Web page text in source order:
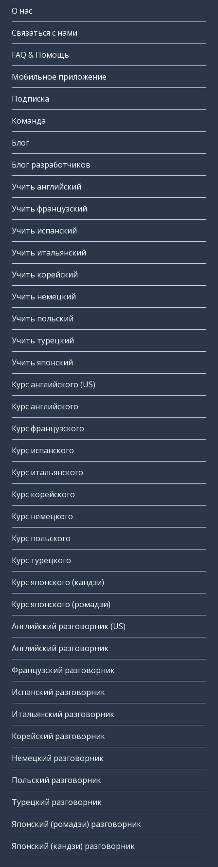
О нас
Связаться с нами
FAQ & Помощь
Мобильное приложение
Подписка
Команда
Блог
Блог разработчиков
Учить английский
Учить французский
Учить испанский
Учить итальянский
Учить корейский
Учить немецкий
Учить польский
Учить турецкий
Учить японский
Курс английского (US)
Курс английского
Курс французского
Курс испанского
Курс итальянского
Курс корейского
Курс немецкого
Курс польского
Курс турецкого
Курс японского (кандзи)
Курс японского (ромадзи)
Английский разговорник (US)
Английский разговорник
Французский разговорник
Испанский разговорник
Итальянский разговорник
Корейский разговорник
Немецкий разговорник
Польский разговорник
Турецкий разговорник
Японский (ромадзи) разговорник
Японский (кандзи) разговорник